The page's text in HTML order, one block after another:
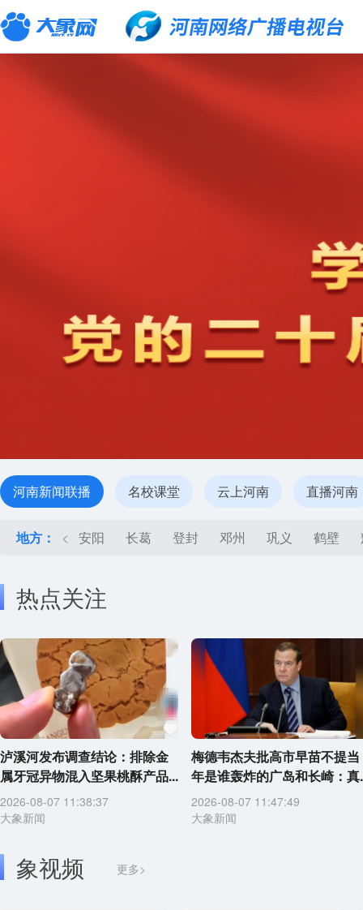
河南新闻联播 名校课堂 云上河南 直播河南
地方： < 安阳 长葛 登封 邓州 巩义 鹤壁
热点关注
泸溪河发布调查结论：排除金
属牙冠异物混入坚果桃酥产品...
2026-08-07 11:38:37
大象新闻
梅德韦杰夫批高市早苗不提当
年是谁轰炸的广岛和长崎：真
2026-08-07 11:47:49
大象新闻
象视频 更多>